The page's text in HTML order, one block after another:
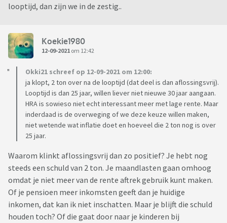
looptijd, dan zijn we in de zestig..
Koekie1980
12-09-2021 om 12:42
Okki21 schreef op 12-09-2021 om 12:00:
ja klopt, 2 ton over na de looptijd (dat deel is dan aflossingsvrij).
Looptijd is dan 25 jaar, willen liever niet nieuwe 30 jaar aangaan.
HRA is sowieso niet echt interessant meer met lage rente. Maar
inderdaad is de overweging of we deze keuze willen maken,
niet wetende wat inflatie doet en hoeveel die 2 ton nog is over
25 jaar.
Waarom klinkt aflossingsvrij dan zo positief? Je hebt nog
steeds een schuld van 2 ton. Je maandlasten gaan omhoog
omdat je niet meer van de rente aftrek gebruik kunt maken.
Of je pensioen meer inkomsten geeft dan je huidige
inkomen, dat kan ik niet inschatten. Maar je blijft die schuld
houden toch? Of die gaat door naar je kinderen bij